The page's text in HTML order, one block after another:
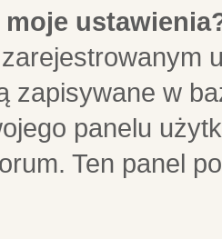
zapisywane w
panelu
Ten panel